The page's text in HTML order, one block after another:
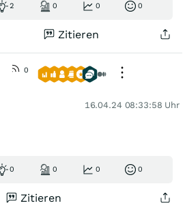
2 0 0 0
Zitieren
0
16.04.24 08:33:58 Uhr
0 0 0 0
Zitieren